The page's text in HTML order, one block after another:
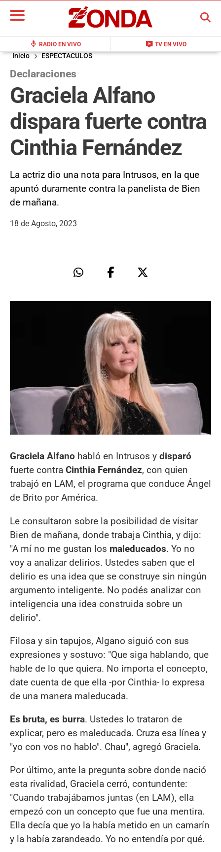
mic RADIO EN VIVO live_tv TV EN VIVO
BUSCAR
Inicio ESPECTACULOS
Declaraciones
Graciela Alfano
dispara fuerte contra
Cinthia Fernández
La actriz dio una nota para Intrusos, en la que
apuntó duramente contra la panelista de Bien
de mañana.
18 de Agosto, 2023
Graciela Alfano habló en Intrusos y disparó
fuerte contra Cinthia Fernández, con quien
trabajó en LAM, el programa que conduce Ángel
de Brito por América.
Le consultaron sobre la posibilidad de visitar
Bien de mañana, donde trabaja Cinthia, y dijo:
"A mí no me gustan los maleducados. Yo no
voy a analizar delirios. Ustedes saben que el
delirio es una idea que se construye sin ningún
argumento inteligente. No podés analizar con
inteligencia una idea construida sobre un
delirio".
Filosa y sin tapujos, Algano siguió con sus
expresiones y sostuvo: "Que siga hablando, que
hable de lo que quiera. No importa el concepto,
date cuenta de que ella -por Cinthia- lo expresa
de una manera maleducada.
Es bruta, es burra. Ustedes lo trataron de
explicar, pero es maleducada. Cruza esa línea y
"yo con vos no hablo". Chau", agregó Graciela.
Por último, ante la pregunta sobre donde nació
esta rivalidad, Graciela cerró, contundente:
"Cuando trabajábamos juntas (en LAM), ella
empezó con un concepto que fue una mentira.
Ella decía que yo la había metido en un camarín
y la había zarandeado. Yo no entendía por qué.